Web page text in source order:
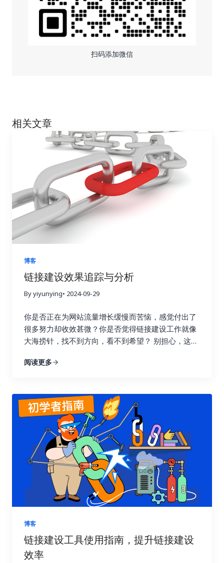
扫码添加微信
相关文章
博客
链接建设效果追踪与分析
By yiyunying• 2024-09-29
你是否正在为网站流量增长缓慢而苦恼，感觉付出了
很多努力却收效甚微？你是否觉得链接建设工作就像
大海捞针，找不到方向，看不到希望？ 别担心，这篇
七天内让你的链接建设效果翻倍，实现网站流量的显
新时代。 一、 深入理解链接建设效果追踪的意义 许
多人在进行链接建设时，往往缺乏明确的目标和方
向，就像在黑暗中摸索前行。他们只知道不断地去获
取链接，却不清楚哪些链接真正有效，哪些链接只是
浪费时间和精力。这种做法不仅效率低，还可能适得
其反，损害网站的搜索引擎优化效果。 链接建设效果
追踪就像一盏明灯，照亮前进的道路，它能帮助你清
晰地了解每一次链接建设活动的实际效果，让你知道
哪些策略有效，哪些策略需要改进。就像驾驶汽车需
要查看仪表盘一样，追踪链接建设效果可以让你随时
掌握网站的“行驶状态”，从而做出更明智的决策。 试
想一下，一个射手如果每次射击后都无法看到箭的落
点，他该如何调整自己的射击姿势和力度呢？链接建
设也是如此，只有不断追踪效果，才能知道哪些策略
阅读更多
博客
链接建设工具使用指南，提升链接建设
效率